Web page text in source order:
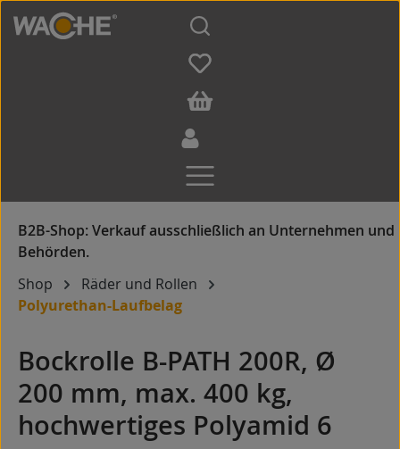
Zum Hauptinhalt springen
Shop
Räder und Rollen
Polyurethan-Laufbelag
Bockrolle B-PATH 200R, Ø
200 mm, max. 400 kg,
hochwertiges Polyamid 6